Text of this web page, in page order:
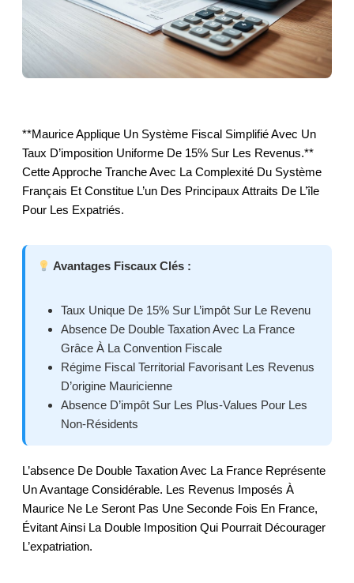
**Maurice Applique Un Système Fiscal Simplifié Avec Un
Taux D’imposition Uniforme De 15% Sur Les Revenus.**
Cette Approche Tranche Avec La Complexité Du Système
Français Et Constitue L’un Des Principaux Attraits De L’île
Pour Les Expatriés.
Avantages Fiscaux Clés :
Taux Unique De 15% Sur L’impôt Sur Le Revenu
Absence De Double Taxation Avec La France
Grâce À La Convention Fiscale
Régime Fiscal Territorial Favorisant Les Revenus
D’origine Mauricienne
Absence D’impôt Sur Les Plus-Values Pour Les
Non-Résidents
L’absence De Double Taxation Avec La France Représente
Un Avantage Considérable. Les Revenus Imposés À
Maurice Ne Le Seront Pas Une Seconde Fois En France,
Évitant Ainsi La Double Imposition Qui Pourrait Décourager
L’expatriation.